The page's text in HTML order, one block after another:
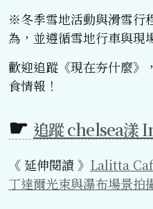
※冬季雪地活動與滑雪行
為，並遵循雪地行車與現
歡迎追蹤《現在夯什麼》
食情報！
追蹤 chelsea漾
《 延伸閱讀 》 Lalitta
丁達爾光束與瀑布場景拍